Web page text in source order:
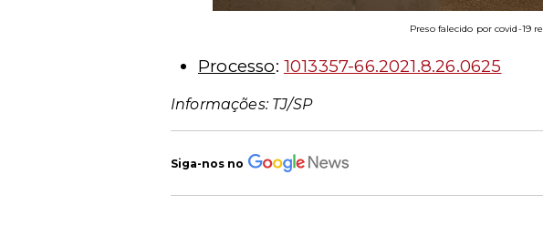
Preso falecido por covid-19
Processo: 1013357-66.2021.8.26.0625
Informações: TJ/SP
Siga-nos no